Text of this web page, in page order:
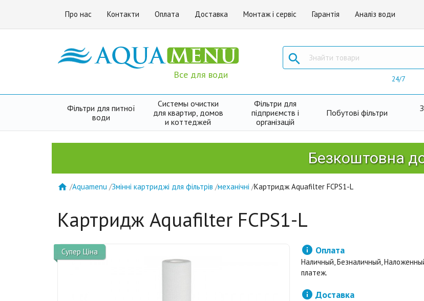
Про нас Контакти Оплата Доставка Монтаж і сервіс Гарантія Аналіз води
Все для води

24/7
Фільтри для питної
води
Системы очистки
для квартир, домов
и коттеджей
Фільтри для
підприємств і
організацій
Побутові фільтри
Безкоштовна
 /Aquamenu /Змінні картриджі для фільтрів /механічні /Картридж Aquafilter FCPS1-L
Картридж Aquafilter FCPS1-L
Супер Ціна  Оплата
Наличный, Безналичный,
платеж.
 Доставка